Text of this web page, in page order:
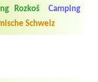
Rozkoš
Camping
Schweiz